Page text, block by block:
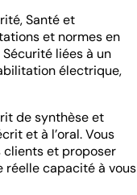
Santé et
et normes en
liées à un
électrique,
de synthèse et
et à l’oral. Vous
clients et proposer
réelle capacité à vous